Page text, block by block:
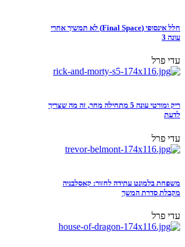
חלל אינסופי (Final Space) לא תמשיך אחרי
עונה 3
עדי פרל
ריק ומורטי עונה 5 מתחילה מחר, זה מה שצריך
לדעת
עדי פרל
משפחת בלמונט עתידה לחזור: קאסלבניה
מקבלת סדרת המשך
עדי פרל